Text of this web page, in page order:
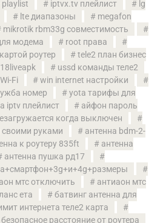
playlist iptvx.tv плейлист
lg
lte диапазоны
megafon
mikrotik rbm33g совместимость
модема
root права
роутер
tele2 план бизнес
ussd команды теле2
Wi-Fi
win internet настройки
номер
yota тарифы для
iptv плейлист
айфон пароль
когда выключен
своими руками
антенна bdm-2-
к роутеру 835ft
антенна
антенна пушка рд17
мтс отключить
антиаон мтс
ета
батвинг антенна для
интернета теле2 карта
безопасное расстояние от роутера